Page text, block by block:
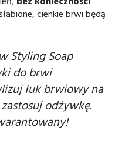
cienkie brwi będą
Styling Soap
do brwi
łuk brwiowy na
odżywkę.